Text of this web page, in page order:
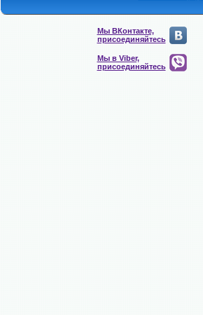
Мы ВКонтакте,
присоединяйтесь
Мы в Viber,
присоединяйтесь